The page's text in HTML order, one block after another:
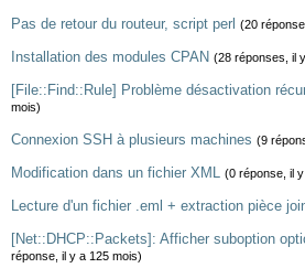
Pas de retour du routeur, script perl (20
Installation des modules CPAN (28 réponses, il
[File::Find::Rule] Problème désactivation
mois)
Connexion SSH à plusieurs machines (9
Modification dans un fichier XML (0 réponse, il
Lecture d'un fichier .eml + extraction pièce
[Net::DHCP::Packets]: Afficher suboption
réponse, il y a 125 mois)